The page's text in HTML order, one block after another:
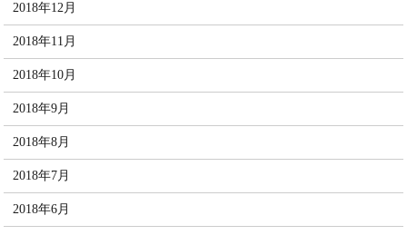
2018年12月
2018年11月
2018年10月
2018年9月
2018年8月
2018年7月
2018年6月